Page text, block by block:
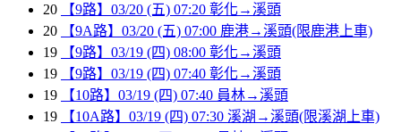
20
【9路】03/20 (五) 07:20 彰化→溪頭
20
【9A路】03/20 (五) 07:00 鹿港→溪頭(限鹿港上車)
19
【9路】03/19 (四) 08:00 彰化→溪頭
19
【9路】03/19 (四) 07:40 彰化→溪頭
19
【10路】03/19 (四) 07:40 員林→溪頭
19
【10A路】03/19 (四) 07:30 溪湖→溪頭(限溪湖上車)